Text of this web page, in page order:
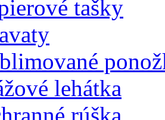
tašky
lehátka
rúška